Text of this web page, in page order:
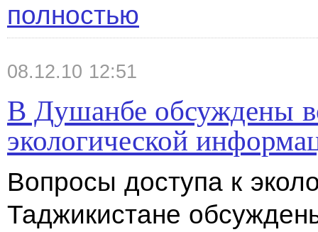
полностью
08.12.10 12:51
В Душанбе обсуждены
экологической
Вопросы доступа к
Таджикистане